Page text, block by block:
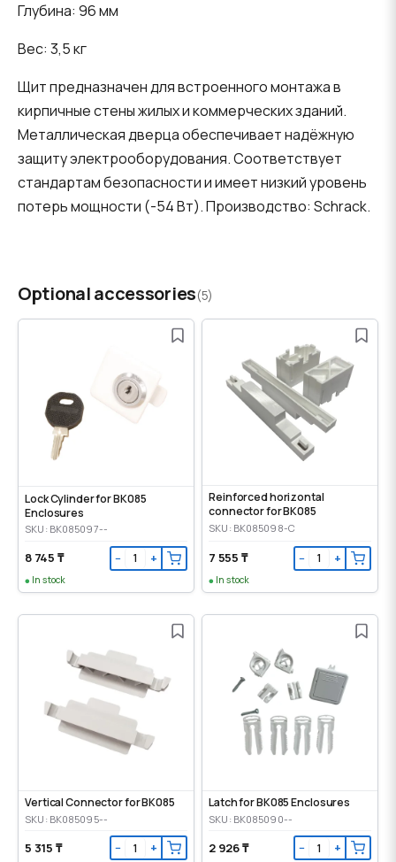
Глубина: 96 мм
Вес: 3,5 кг
Щит предназначен для встроенного монтажа в
кирпичные стены жилых и коммерческих зданий.
Металлическая дверца обеспечивает надёжную
защиту электрооборудования. Соответствует
стандартам безопасности и имеет низкий уровень
потерь мощности (-54 Вт). Производство: Schrack.
Optional accessories(5)
Lock Cylinder for BK085
Enclosures
SKU: BK085097--
8 745 ₸ − +
In stock
Reinforced horizontal
connector for BK085
SKU: BK085098-C
7 555 ₸ − +
In stock
Vertical Connector for BK085
SKU: BK085095--
5 315 ₸ − +
Latch for BK085 Enclosures
SKU: BK085090--
2 926 ₸ − +